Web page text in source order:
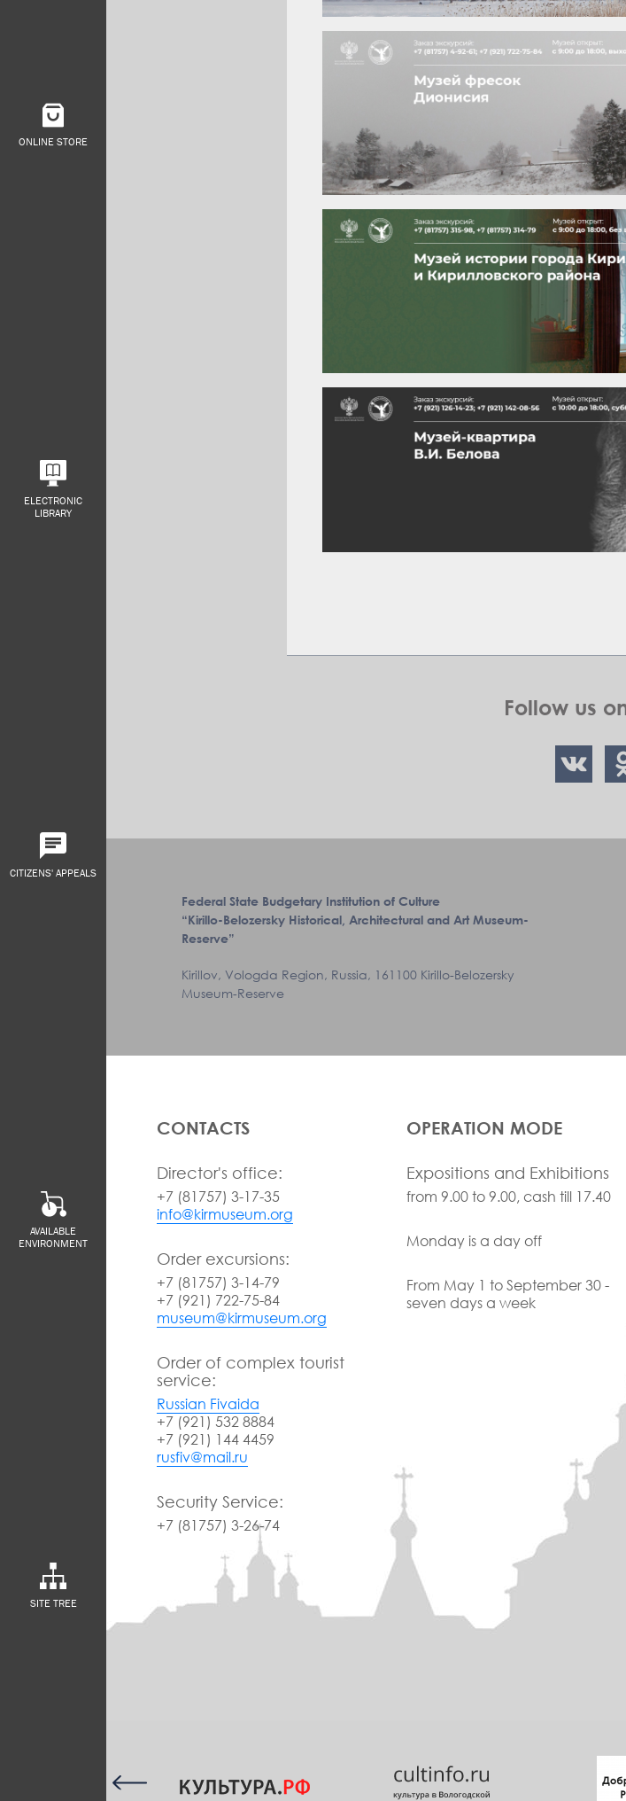
ONLINE STORE
ELECTRONIC
LIBRARY
CITIZENS' APPEALS
AVAILABLE
ENVIRONMENT
SITE TREE
Follow us
Federal State Budgetary Institution of Culture
“Kirillo-Belozersky Historical, Architectural and Art Museum-
Reserve”
Kirillov, Vologda Region, Russia, 161100 Kirillo-Belozersky
Museum-Reserve
CONTACTS
Director's office:
+7 (81757) 3-17-35
info@kirmuseum.org
Order excursions:
+7 (81757) 3-14-79
+7 (921) 722-75-84
museum@kirmuseum.org
Order of complex tourist
service:
Russian Fivaida
+7 (921) 532 8884
+7 (921) 144 4459
rusfiv@mail.ru
Security Service:
+7 (81757) 3-26-74
OPERATION MODE
Expositions and Exhibitions
from 9.00 to 9.00, cash till 17.40
Monday is a day off
From May 1 to September 30 -
seven days a week